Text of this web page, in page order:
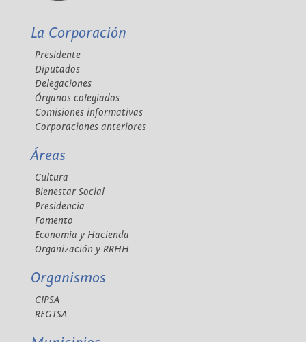
La Corporación
Presidente
Diputados
Delegaciones
Órganos colegiados
Comisiones informativas
Corporaciones anteriores
Áreas
Cultura
Bienestar Social
Presidencia
Fomento
Economía y Hacienda
Organización y RRHH
Organismos
CIPSA
REGTSA